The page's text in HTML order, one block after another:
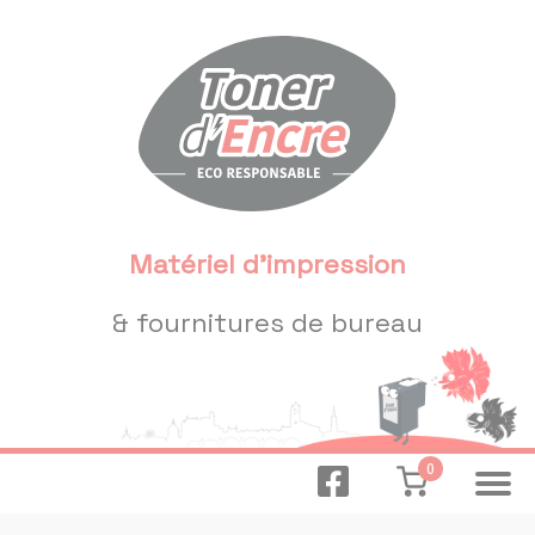
Matériel d'impression
& fournitures de bureau
0